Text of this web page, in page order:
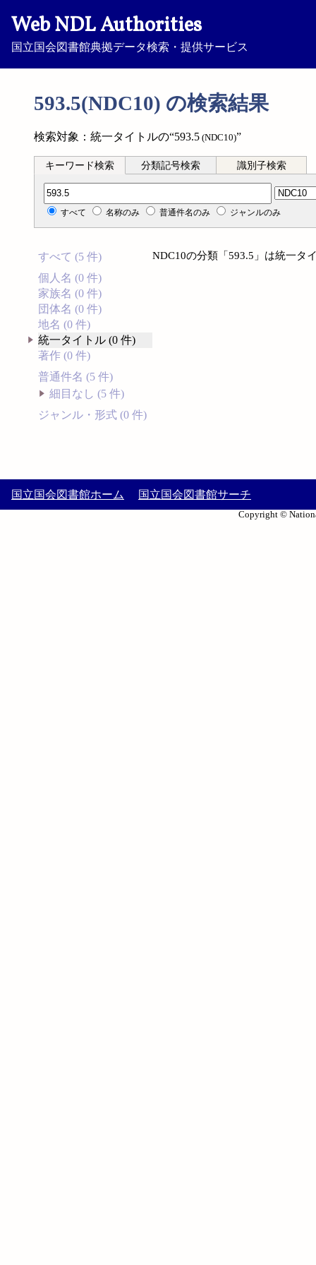
Web NDL Authorities
国立国会図書館典拠データ検索・提供サービス
593.5(NDC10) の検索結果
検索対象：統一タイトルの“593.5 (NDC10)”
キーワード検索 分類記号検索 識別子検索
分類記号検索
すべて 名称のみ 普通件名のみ ジャンルのみ
すべて (5 件)
個人名 (0 件)
家族名 (0 件)
団体名 (0 件)
地名 (0 件)
統一タイトル (0 件)
著作 (0 件)
普通件名 (5 件)
細目なし (5 件)
ジャンル・形式 (0 件)
NDC10の分類「593.5」は統一タ
国立国会図書館ホーム 国立国会図書館サーチ
Copyright ©